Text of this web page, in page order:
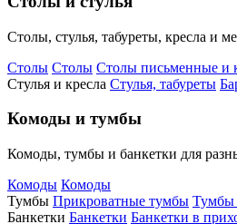
Столы, стулья, табуреты, кресла и
Столы Столы Столы письменные и
Стулья и кресла Стулья, табуреты
Комоды и тумбы
Комоды, тумбы и банкетки для
Комоды Комоды
Тумбы Прикроватные тумбы Тумбы
Банкетки Банкетки Банкетки в